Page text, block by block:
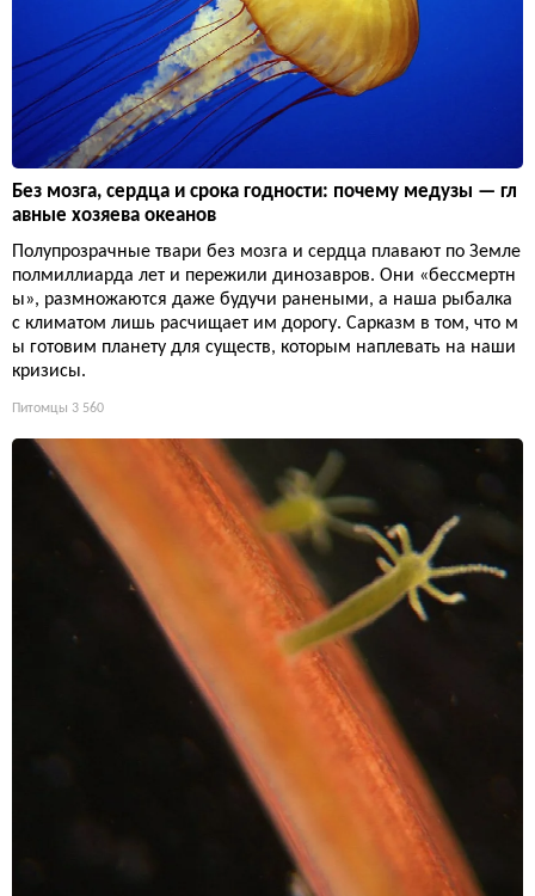
Без мозга, сердца и срока годности: почему медузы — гл
авные хозяева океанов
Полупрозрачные твари без мозга и сердца плавают по Земле
полмиллиарда лет и пережили динозавров. Они «бессмертн
ы», размножаются даже будучи ранеными, а наша рыбалка
с климатом лишь расчищает им дорогу. Сарказм в том, что м
ы готовим планету для существ, которым наплевать на наши
кризисы.
Питомцы 3 560